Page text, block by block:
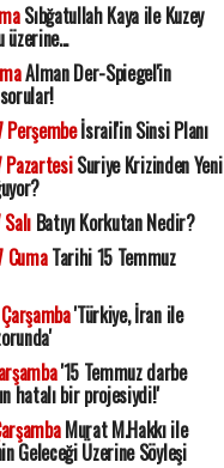
Sıbğatullah Kaya ile Kuzey
Alman Der-Spiegel'in
İsrail'in Sinsi Planı
PazartesiSuriye Krizinden Yeni
Batıyı Korkutan Nedir?
CumaTarihi 15 Temmuz
'Türkiye, İran ile
'15 Temmuz darbe
hatalı bir projesiydi!'
Murat M.Hakkı ile
Geleceği Üzerine Söyleşi